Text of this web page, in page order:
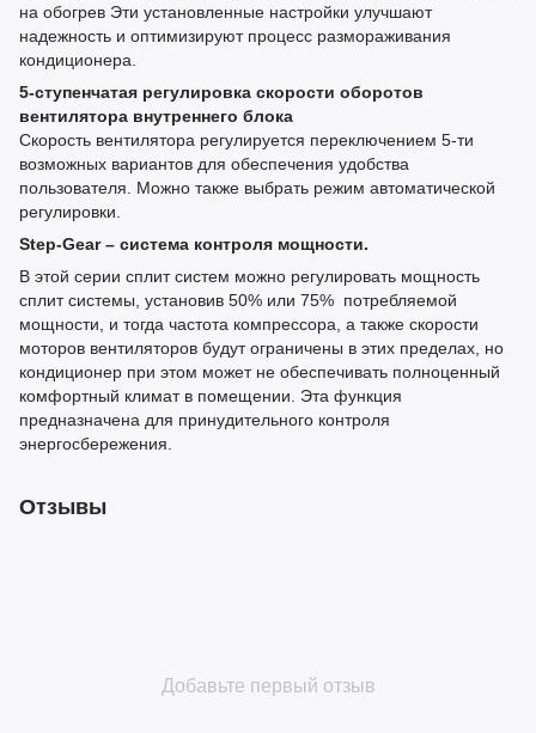
на обогрев Эти установленные настройки улучшают
надежность и оптимизируют процесс размораживания
кондиционера.
5-ступенчатая регулировка скорости оборотов
вентилятора внутреннего блока
Скорость вентилятора регулируется переключением 5-ти
возможных вариантов для обеспечения удобства
пользователя. Можно также выбрать режим автоматической
регулировки.
Step-Gear – система контроля мощности.
В этой серии сплит систем можно регулировать мощность
сплит системы, установив 50% или 75% потребляемой
мощности, и тогда частота компрессора, а также скорости
моторов вентиляторов будут ограничены в этих пределах, но
кондиционер при этом может не обеспечивать полноценный
комфортный климат в помещении. Эта функция
предназначена для принудительного контроля
энергосбережения.
Отзывы
Добавьте первый отзыв